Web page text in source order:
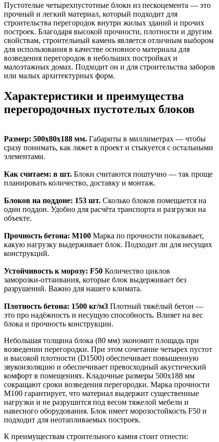
Пустотелые четырехпустотные блоки из пескоцемента — это
прочный и легкий материал, который подходит для
строительства перегородок внутри жилых зданий и прочих
построек. Благодаря высокой прочности, плотности и другим
свойствам, строительный камень является отличным выбором
для использования в качестве основного материала для
возведения перегородок в небольших постройках и
малоэтажных домах. Подходит он и для строительства заборов
или малых архитектурных форм.
Характеристики и преимущества
перегородочных пустотелых блоков
Размер: 500х80х188 мм. Габариты в миллиметрах — чтобы
сразу понимать, как ляжет в проект и стыкуется с остальными
элементами.
Как считаем: в шт. Блоки считаются поштучно — так проще
планировать количество, доставку и монтаж.
Блоков на поддоне: 153 шт. Сколько блоков помещается на
один поддон. Удобно для расчёта транспорта и разгрузки на
объекте.
Прочность бетона: M100 Марка по прочности показывает,
какую нагрузку выдерживает блок. Подходит ли для несущих
конструкций.
Устойчивость к морозу: F50 Количество циклов
заморозки‑оттаивания, которые блок выдерживает без
разрушений. Важно для нашего климата.
Плотность бетона: 1500 кг/м3 Плотный тяжёлый бетон —
это про надёжность и несущую способность. Влияет на вес
блока и прочность конструкции.
Небольшая толщина блока (80 мм) экономит площадь при
возведении перегородки. При этом сочетание четырех пустот
и высокой плотности (D1500) обеспечивает повышенную
звукоизоляцию и обеспечивает превосходный акустический
комфорт в помещениях. Кладочные размеры 500х188 мм
сокращают сроки возведения перегородки. Марка прочности
М100 гарантирует, что материал выдержит существенные
нагрузки и не разрушится под весом тяжелой мебели и
навесного оборудования. Блок имеет морозостойкость F50 и
подходит для неотапливаемых построек.
К преимуществам строительного камня стоит отнести: